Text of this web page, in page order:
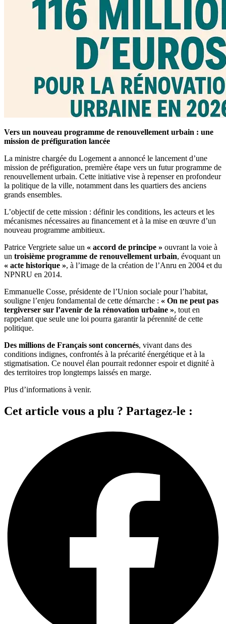
Vers un nouveau programme de renouvellement urbain : une
mission de préfiguration lancée
La ministre chargée du Logement a annoncé le lancement d’une
mission de préfiguration, première étape vers un futur programme de
renouvellement urbain. Cette initiative vise à repenser en profondeur
la politique de la ville, notamment dans les quartiers des anciens
grands ensembles.
L’objectif de cette mission : définir les conditions, les acteurs et les
mécanismes nécessaires au financement et à la mise en œuvre d’un
nouveau programme ambitieux.
Patrice Vergriete salue un « accord de principe » ouvrant la voie à
un troisième programme de renouvellement urbain, évoquant un
« acte historique », à l’image de la création de l’Anru en 2004 et du
NPNRU en 2014.
Emmanuelle Cosse, présidente de l’Union sociale pour l’habitat,
souligne l’enjeu fondamental de cette démarche : « On ne peut pas
tergiverser sur l’avenir de la rénovation urbaine », tout en
rappelant que seule une loi pourra garantir la pérennité de cette
politique.
Des millions de Français sont concernés, vivant dans des
conditions indignes, confrontés à la précarité énergétique et à la
stigmatisation. Ce nouvel élan pourrait redonner espoir et dignité à
des territoires trop longtemps laissés en marge.
Plus d’informations à venir.
Cet article vous a plu ? Partagez-le :